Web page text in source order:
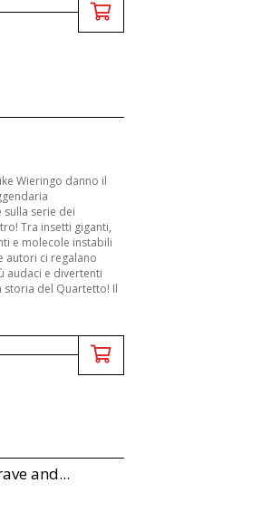
Wieringo danno il
serie dei
Tra insetti giganti,
e molecole instabili
autori ci regalano
audaci e divertenti
storia del Quartetto! Il
and...